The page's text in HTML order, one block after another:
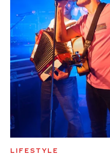
LIFESTYLE